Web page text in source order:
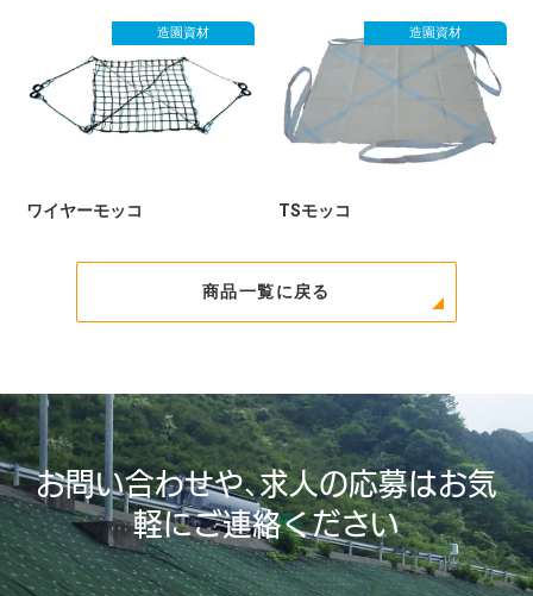
造園資材
ワイヤーモッコ
造園資材
TSモッコ
商品一覧に戻る
お問い合わせや、求人の応募はお気
軽にご連絡ください